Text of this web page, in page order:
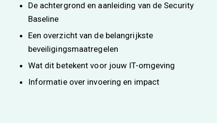
De achtergrond en aanleiding van de Security
Baseline
Een overzicht van de belangrijkste
beveiligingsmaatregelen
Wat dit betekent voor jouw IT-omgeving
Informatie over invoering en impact